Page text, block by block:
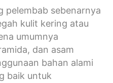
pelembab sebenarnya
kulit kering atau
umumnya
dan asam
bahan alami
baik untuk